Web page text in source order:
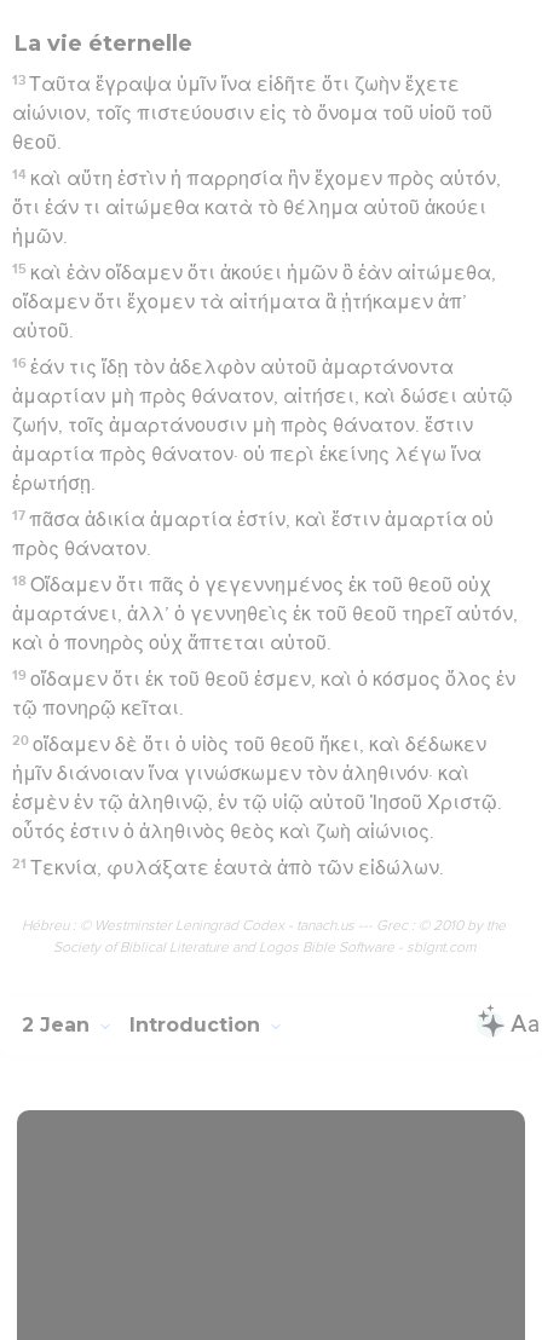
La vie éternelle
13 Ταῦτα ἔγραψα ὑμῖν ἵνα εἰδῆτε ὅτι ζωὴν ἔχετε
αἰώνιον, τοῖς πιστεύουσιν εἰς τὸ ὄνομα τοῦ υἱοῦ τοῦ
θεοῦ.
14 καὶ αὕτη ἐστὶν ἡ παρρησία ἣν ἔχομεν πρὸς αὐτόν,
ὅτι ἐάν τι αἰτώμεθα κατὰ τὸ θέλημα αὐτοῦ ἀκούει
ἡμῶν.
15 καὶ ἐὰν οἴδαμεν ὅτι ἀκούει ἡμῶν ὃ ἐὰν αἰτώμεθα,
οἴδαμεν ὅτι ἔχομεν τὰ αἰτήματα ἃ ᾐτήκαμεν ἀπ’
αὐτοῦ.
16 ἐάν τις ἴδῃ τὸν ἀδελφὸν αὐτοῦ ἁμαρτάνοντα
ἁμαρτίαν μὴ πρὸς θάνατον, αἰτήσει, καὶ δώσει αὐτῷ
ζωήν, τοῖς ἁμαρτάνουσιν μὴ πρὸς θάνατον. ἔστιν
ἁμαρτία πρὸς θάνατον· οὐ περὶ ἐκείνης λέγω ἵνα
ἐρωτήσῃ.
17 πᾶσα ἀδικία ἁμαρτία ἐστίν, καὶ ἔστιν ἁμαρτία οὐ
πρὸς θάνατον.
18 Οἴδαμεν ὅτι πᾶς ὁ γεγεννημένος ἐκ τοῦ θεοῦ οὐχ
ἁμαρτάνει, ἀλλ’ ὁ γεννηθεὶς ἐκ τοῦ θεοῦ τηρεῖ αὐτόν,
καὶ ὁ πονηρὸς οὐχ ἅπτεται αὐτοῦ.
19 οἴδαμεν ὅτι ἐκ τοῦ θεοῦ ἐσμεν, καὶ ὁ κόσμος ὅλος ἐν
τῷ πονηρῷ κεῖται.
20 οἴδαμεν δὲ ὅτι ὁ υἱὸς τοῦ θεοῦ ἥκει, καὶ δέδωκεν
ἡμῖν διάνοιαν ἵνα γινώσκωμεν τὸν ἀληθινόν· καὶ
ἐσμὲν ἐν τῷ ἀληθινῷ, ἐν τῷ υἱῷ αὐτοῦ Ἰησοῦ Χριστῷ.
οὗτός ἐστιν ὁ ἀληθινὸς θεὸς καὶ ζωὴ αἰώνιος.
21 Τεκνία, φυλάξατε ἑαυτὰ ἀπὸ τῶν εἰδώλων.
Hébreu : © Westminster Leningrad Codex - tanach.us --- Grec : © 2010 by the
Society of Biblical Literature and Logos Bible Software - sblgnt.com
2 Jean Introduction